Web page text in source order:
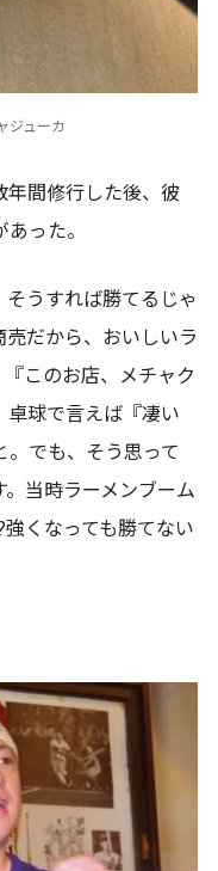
ジューカ
年間修行した後、彼
った。
そうすれば勝てるじゃ
だから、おいしいラ
このお店、メチャク
卓球で言えば『凄い
。でも、そう思って
当時ラーメンブーム
くなっても勝てない